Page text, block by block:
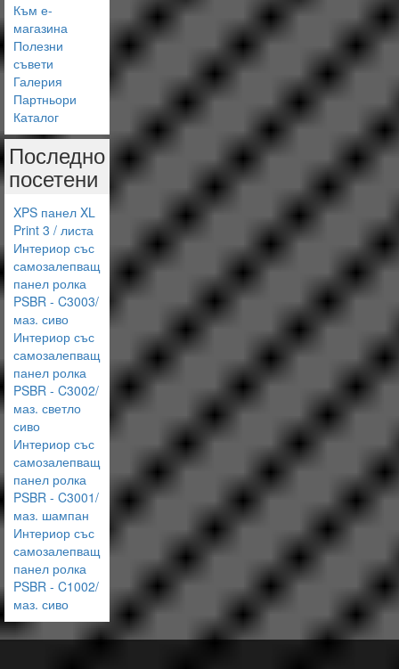
Към е-
магазина
Полезни
съвети
Галерия
Партньори
Каталог
Последно
посетени
XPS панел XL
Print 3 / листа
Интериор със
самозалепващ
панел ролка
PSBR - C3003/
маз. сиво
Интериор със
самозалепващ
панел ролка
PSBR - C3002/
маз. светло
сиво
Интериор със
самозалепващ
панел ролка
PSBR - C3001/
маз. шампан
Интериор със
самозалепващ
панел ролка
PSBR - C1002/
маз. сиво